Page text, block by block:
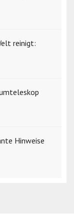
reinigt:
Hinweise